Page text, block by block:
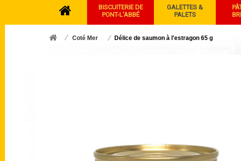
BISCUITERIE DE
PONT-L'ABBÉ
GALETTES &
PALETS
Coté Mer Délice de saumon à l'estragon 65 g